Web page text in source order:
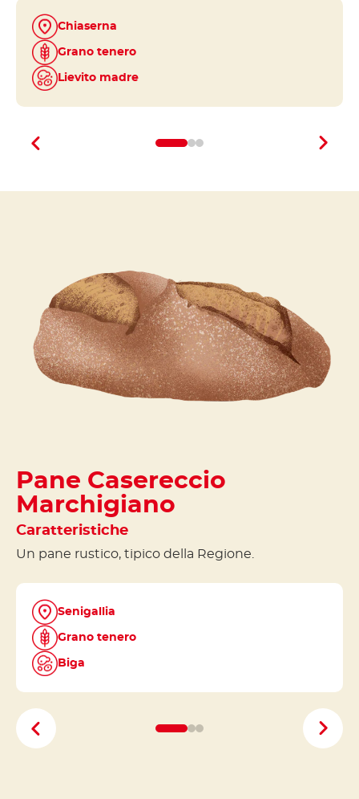
e
Chiaserna
Grano tenero
Lievito madre
Pane Casereccio
Marchigiano
di
e
Caratteristiche
Un pane rustico, tipico della Regione.
Senigallia
Grano tenero
Biga